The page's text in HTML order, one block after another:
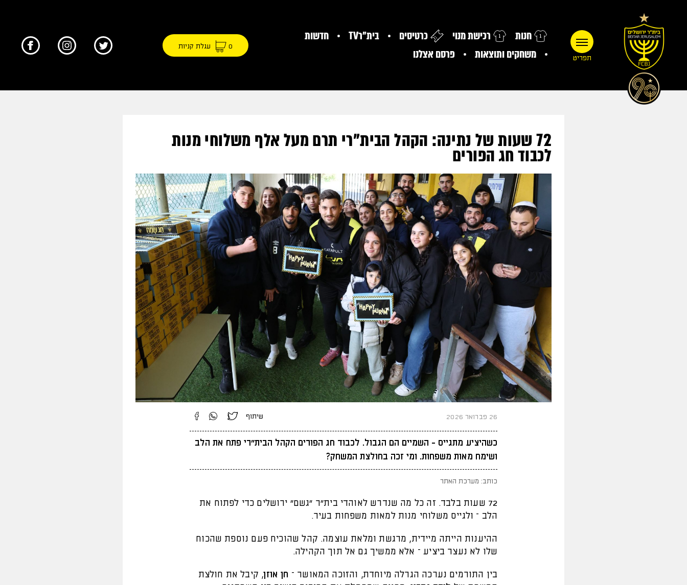
תפריט
חנות רכישת מנוי כרטיסים בית"רTV
חדשות
משחקים ותוצאות
פרסם אצלנו
0 עגלת קניות
72 שעות של נתינה: הקהל הבית"רי תרם מעל אלף משלוחי מנות
לכבוד חג הפורים
26 פברואר 2026 שיתוף
כשהיציע מתגייס - השמיים הם הגבול. לכבוד חג הפורים הקהל הבית"רי פתח את הלב
ושימח מאות משפחות. ומי זכה בחולצת המשחק?
כותב: מערכת האתר
72 שעות בלבד. זה כל מה שנדרש לאוהדי בית"ר "גשם" ירושלים כדי לפתוח את
הלב – ולגייס משלוחי מנות למאות משפחות בעיר.
ההיענות הייתה מיידית, מרגשת ומלאת עוצמה. קהל שהוכיח פעם נוספת שהכוח
שלו לא נעצר ביציע – אלא ממשיך גם אל תוך הקהילה.
בין התורמים נערכה הגרלה מיוחדת, והזוכה המאושר – חן אוזן, קיבל את חולצת